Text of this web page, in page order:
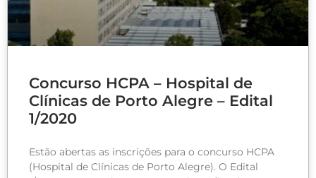
Concurso HCPA – Hospital de
Clínicas de Porto Alegre – Edital
1/2020
Estão abertas as inscrições para o concurso HCPA
(Hospital de Clínicas de Porto Alegre). O Edital